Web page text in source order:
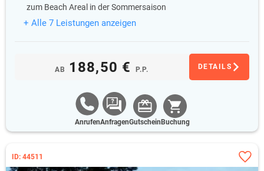
zum Beach Areal in der Sommersaison
+ Alle 7 Leistungen anzeigen
AB 188,50 € P.P. DETAILS
AnrufenAnfragenGutschein Buchung
ID: 44511